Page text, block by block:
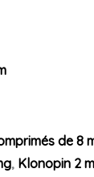
de 8
, Klonopin 2